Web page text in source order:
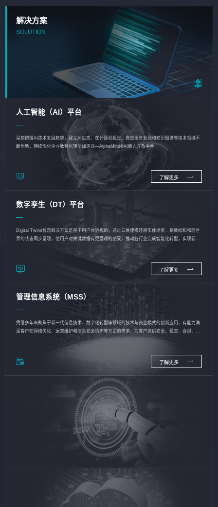
解决方案
SOLUTION
人工智能（AI）平台
深刻把握AI技术发展趋势，建立AI生态，在计算机视觉、自然语言处理和知识图谱等技术领域不
断创新，持续优化企业数智化转型加速器—AlphaMind®AI能力开放平台
了解更多
数字孪生（DT）平台
Digital Twins智慧解决方案是基于用户体验视角，通过三维建模还原实体场景，将数据和物理世
界的状态同步呈现，使用户对关键数据有更直观的感受，推动各行业完成智能化转型，实现新旧
了解更多
管理信息系统（MSS）
凭借多年来聚焦于新一代信息技术、数字化转型等领域的技术与商业模式的创新应用，有能力满
足客户在网络优化、运营维护和信息安全防护等方面的需求，为客户提供安全、稳定、合规、持
了解更多